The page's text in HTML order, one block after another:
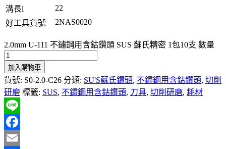
溝長l
22
好工具貨號
2NAS0020
2.0mm U-111 不鏽鋼用含鈷鑽頭 SUS 蘇氏精密 1包10支 數量
加入購物車
貨號: S0-2.0-C26 分類: SU'S蘇氏鑽頭, 不鏽鋼用含鈷鑽頭, 切削
研磨 標籤: SUS, 不鏽鋼用含鈷鑽頭, 刀具, 切削研磨, 耗材
Line
Facebook